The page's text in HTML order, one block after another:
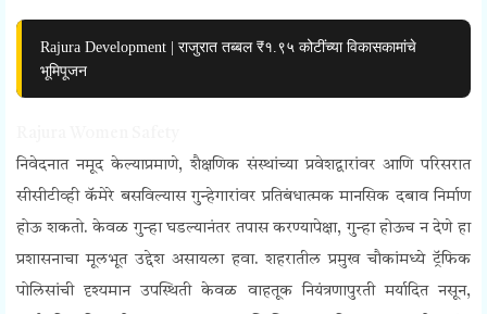
Rajura Development | राजुरात तब्बल ₹१.९५ कोटींच्या विकासकामांचे
भूमिपूजन
निवेदनात नमूद केल्याप्रमाणे, शैक्षणिक संस्थांच्या प्रवेशद्वारांवर आणि परिसरात
सीसीटीव्ही कॅमेरे बसविल्यास गुन्हेगारांवर प्रतिबंधात्मक मानसिक दबाव निर्माण
होऊ शकतो. केवळ गुन्हा घडल्यानंतर तपास करण्यापेक्षा, गुन्हा होऊच न देणे हा
प्रशासनाचा मूलभूत उद्देश असायला हवा. शहरातील प्रमुख चौकांमध्ये ट्रॅफिक
पोलिसांची दृश्यमान उपस्थिती केवळ वाहतूक नियंत्रणापुरती मर्यादित नसून,